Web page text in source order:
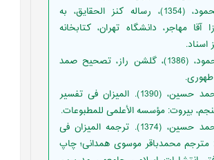
شبستری، محمود، (1354)، رساله کنز‌ الحقایق، به
آقا مهاجر، دانشگاه تهران، کتابخانه
شبستری، محمود، (1386)، گلشن راز، تصحیح صمد
طباطبایی، محمد حسین، (1390). المیزان فی تفسیر
بیروت: مؤسسه الأعلمی للمطبوعات.
طباطبایی، محمد حسین، (1374). ترجمه المیزان فی
مترجم محمدباقر موسوی همدانی؛ چاپ